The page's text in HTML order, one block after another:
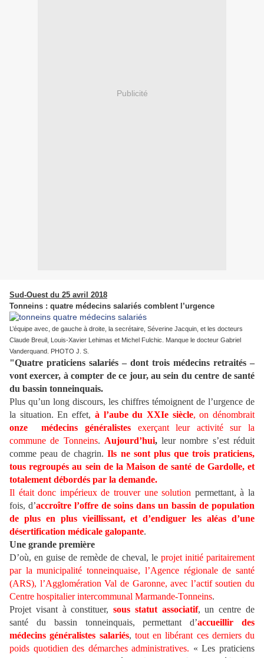
Publicité
Sud-Ouest du 25 avril 2018
Tonneins : quatre médecins salariés comblent l’urgence
L’équipe avec, de gauche à droite, la secrétaire, Séverine Jacquin, et les docteurs
Claude Breuil, Louis-Xavier Lehimas et Michel Fulchic. Manque le docteur Gabriel
Vanderquand. PHOTO J. S.
"Quatre praticiens salariés – dont trois médecins retraités –
vont exercer, à compter de ce jour, au sein du centre de santé
du bassin tonneinquais.
Plus qu’un long discours, les chiffres témoignent de l’urgence de
la situation. En effet, à l’aube du XXIe siècle, on dénombrait
onze
médecins généralistesexerçant leur activité sur la
commune de Tonneins. Aujourd’hui,leur nombre s’est réduit
comme peau de chagrin.Ils ne sont plus que trois praticiens,
tous regroupés au sein de la Maison de santé de Gardolle, et
totalement débordés par la demande.
Il était donc impérieux de trouver une solution permettant, à la
fois, d’accroître l’offre de soins dans un bassin de population
de plus en plus vieillissant, et d’endiguer les aléas d’une
désertification médicale galopante.
Une grande première
D’où, en guise de remède de cheval, le projet initié paritairement
par la municipalité tonneinquaise, l’Agence régionale de santé
(ARS), l’Agglomération Val de Garonne, avec l’actif soutien du
Centre hospitalier intercommunal Marmande-Tonneins.
Projet visant à constituer,sous statut associatif, un centre de
santé du bassin tonneinquais, permettant d’accueillir des
médecins généralistes salariés, tout en libérant ces derniers du
poids quotidien des démarches administratives. « Les praticiens